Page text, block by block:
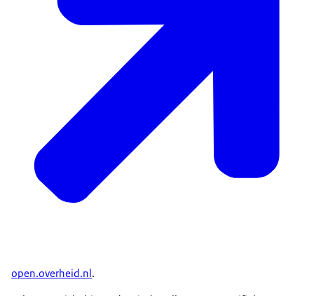
open.overheid.nl.